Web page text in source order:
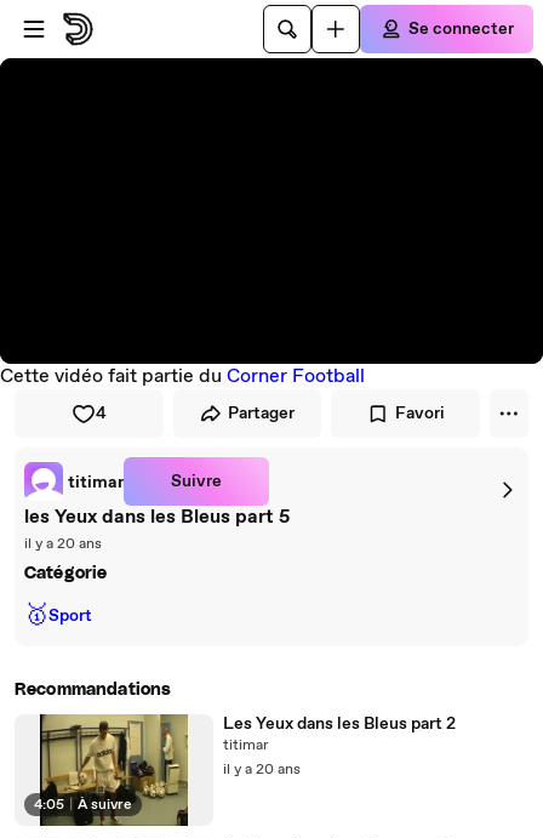
Passer au player
Passer au contenu principal
Se connecter
Cette vidéo fait partie du Corner Football
4 Partager Favori
titimar Suivre
les Yeux dans les Bleus part 5
il y a 20 ans
Catégorie
🥇Sport
Recommandations
4:05 À suivre
Les Yeux dans les Bleus part 2
titimar
il y a 20 ans